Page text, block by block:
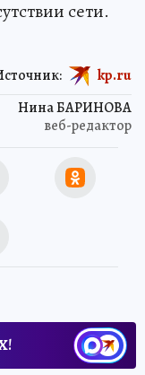
сети.
Нина БАРИНОВА
веб-редактор
kp.ru